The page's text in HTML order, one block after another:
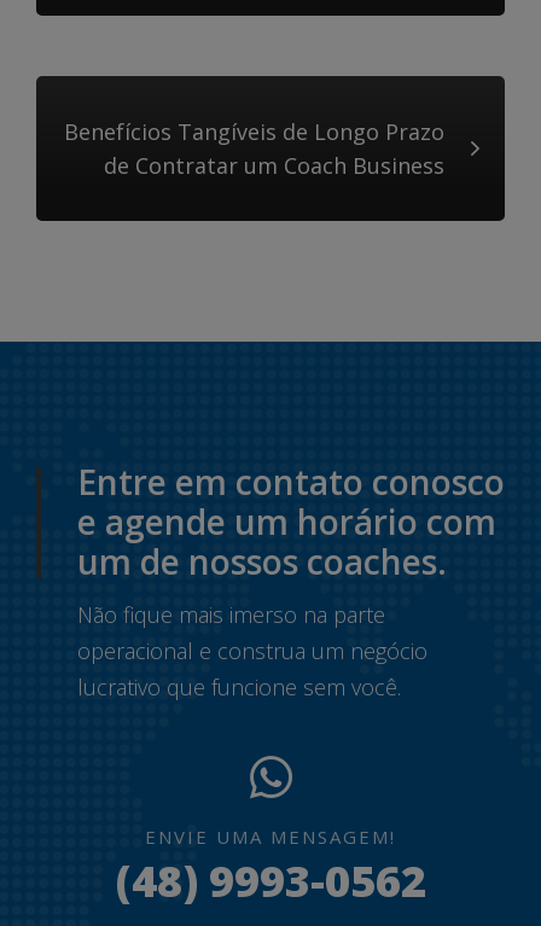
Benefícios Tangíveis de Longo Prazo
de Contratar um Coach Business
Entre em contato conosco
e agende um horário com
um de nossos coaches.
Não fique mais imerso na parte
operacional e construa um negócio
lucrativo que funcione sem você.
ENVIE UMA MENSAGEM!
(48) 9993-0562